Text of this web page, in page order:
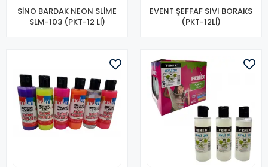
SİNO BARDAK NEON SLİME
SLM-103 (PKT-12 Lİ)
EVENT ŞEFFAF SIVI BORAKS
(PKT-12Lİ)